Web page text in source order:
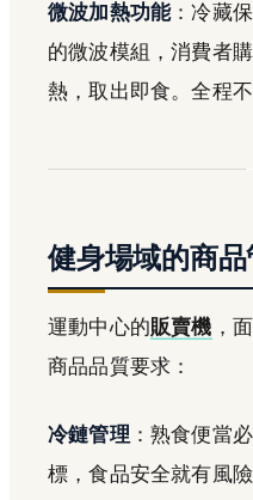
微波加熱功能：冷藏
的微波模組，消費者
熱，取出即食。全程
健身場域的商
運動中心的販賣機 ，
商品品質要求：
冷鏈管理 ：熟食便當
標，食品安全就有風